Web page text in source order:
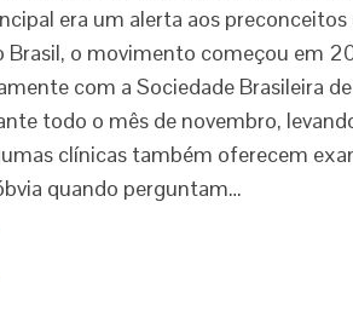
era um alerta aos
Brasil, o movimento começou em
com a Sociedade Brasileira
todo o mês de novembro,
clínicas também oferecem
quando perguntam…